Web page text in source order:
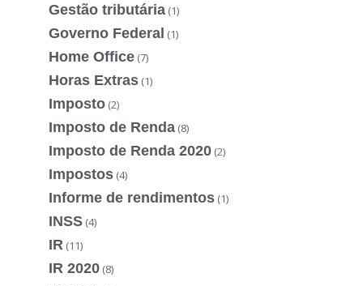
Gestão tributária (1)
Governo Federal (1)
Home Office (7)
Horas Extras (1)
Imposto (2)
Imposto de Renda (8)
Imposto de Renda 2020 (2)
Impostos (4)
Informe de rendimentos (1)
INSS (4)
IR (11)
IR 2020 (8)